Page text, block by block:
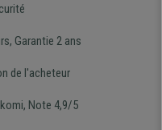
Garantie 2 ans
de l'acheteur
Note 4,9/5